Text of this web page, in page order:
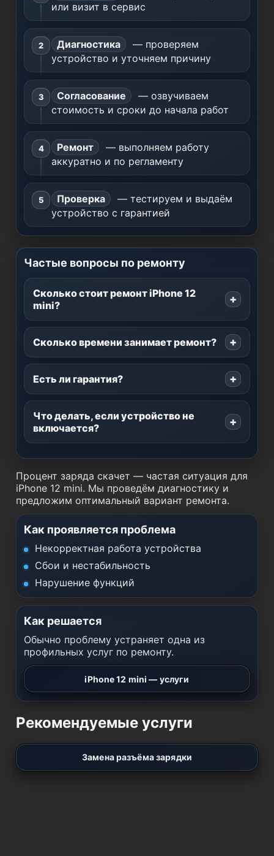
или визит в сервис
Диагностика
— проверяем
устройство и уточняем причину
Согласование
— озвучиваем
стоимость и сроки до начала работ
Ремонт
— выполняем работу
аккуратно и по регламенту
Проверка
— тестируем и выдаём
устройство с гарантией
Частые вопросы по ремонту
Сколько стоит ремонт iPhone 12
mini?
Сколько времени занимает ремонт?
Есть ли гарантия?
Что делать, если устройство не
включается?
Процент заряда скачет — частая ситуация для
iPhone 12 mini. Мы проведём диагностику и
предложим оптимальный вариант ремонта.
Как проявляется проблема
Некорректная работа устройства
Сбои и нестабильность
Нарушение функций
Как решается
Обычно проблему устраняет одна из
профильных услуг по ремонту.
iPhone 12 mini — услуги
Рекомендуемые услуги
Замена разъёма зарядки